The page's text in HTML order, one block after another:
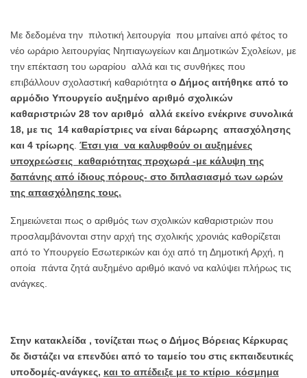
Με δεδομένα την πιλοτική λειτουργία που μπαίνει από φέτος το
νέο ωράριο λειτουργίας Νηπιαγωγείων και Δημοτικών Σχολείων, με
την επέκταση του ωραρίου αλλά και τις συνθήκες που
επιβάλλουν σχολαστική καθαριότητα ο Δήμος αιτήθηκε από το
αρμόδιο Υπουργείο αυξημένο αριθμό σχολικών
καθαριστριών 28 τον αριθμό αλλά εκείνο ενέκρινε συνολικά
18, με τις 14 καθαρίστριες να είναι 6άρωρης απασχόλησης
και 4 τρίωρης. Έτσι για να καλυφθούν οι αυξημένες
υποχρεώσεις καθαριότητας προχωρά -με κάλυψη της
δαπάνης από ίδιους πόρους- στο διπλασιασμό των ωρών
της απασχόλησης τους.
Σημειώνεται πως ο αριθμός των σχολικών καθαριστριών που
προσλαμβάνονται στην αρχή της σχολικής χρονιάς καθορίζεται
από το Υπουργείο Εσωτερικών και όχι από τη Δημοτική Αρχή, η
οποία πάντα ζητά αυξημένο αριθμό ικανό να καλύψει πλήρως τις
ανάγκες.
Στην κατακλείδα , τονίζεται πως ο Δήμος Βόρειας Κέρκυρας
δε διστάζει να επενδύει από το ταμείο του στις εκπαιδευτικές
υποδομές-ανάγκες, και το απέδειξε με το κτίριο κόσμημα